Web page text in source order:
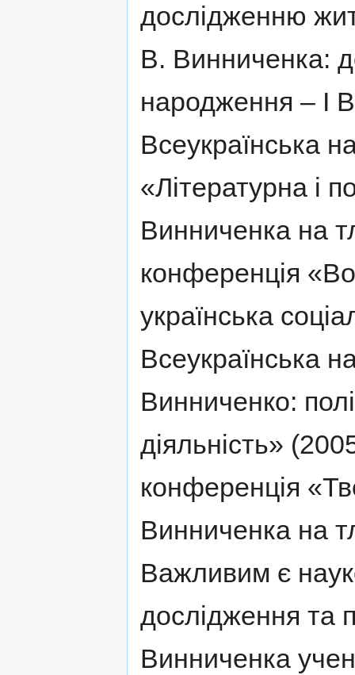
дослідженню
В. Винниченка:
народження – І
Всеукраїнська
«Літературна і
Винниченка на
конференція
українська
Всеукраїнська
Винниченко:
діяльність»
конференція
Винниченка на
Важливим є
дослідження та
Винниченка